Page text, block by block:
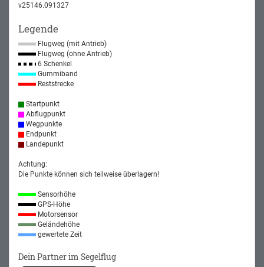
v25146.091327
Legende
Flugweg (mit Antrieb)
Flugweg (ohne Antrieb)
6 Schenkel
Gummiband
Reststrecke
Startpunkt
Abflugpunkt
Wegpunkte
Endpunkt
Landepunkt
Achtung:
Die Punkte können sich teilweise überlagern!
Sensorhöhe
GPS-Höhe
Motorsensor
Geländehöhe
gewertete Zeit
Dein Partner im Segelflug